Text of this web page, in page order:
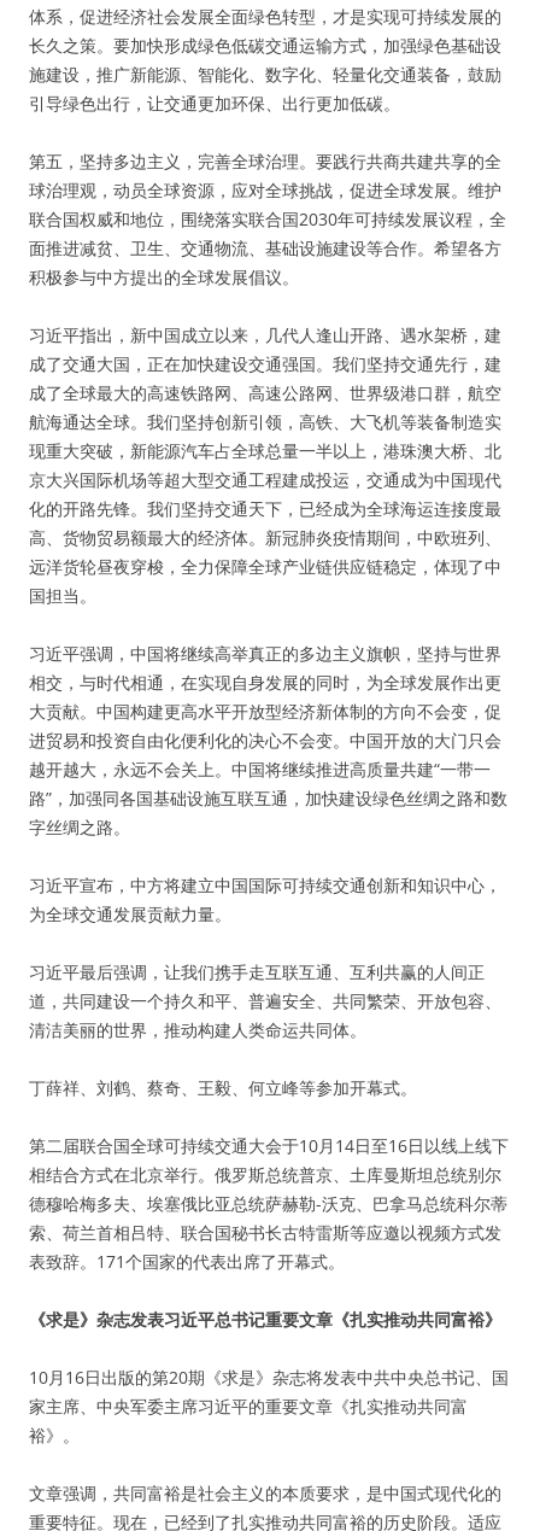
体系，促进经济社会发展全面绿色转型，才是实现可持续发展的
长久之策。要加快形成绿色低碳交通运输方式，加强绿色基础设
施建设，推广新能源、智能化、数字化、轻量化交通装备，鼓励
引导绿色出行，让交通更加环保、出行更加低碳。
第五，坚持多边主义，完善全球治理。要践行共商共建共享的全
球治理观，动员全球资源，应对全球挑战，促进全球发展。维护
联合国权威和地位，围绕落实联合国2030年可持续发展议程，全
面推进减贫、卫生、交通物流、基础设施建设等合作。希望各方
积极参与中方提出的全球发展倡议。
习近平指出，新中国成立以来，几代人逢山开路、遇水架桥，建
成了交通大国，正在加快建设交通强国。我们坚持交通先行，建
成了全球最大的高速铁路网、高速公路网、世界级港口群，航空
航海通达全球。我们坚持创新引领，高铁、大飞机等装备制造实
现重大突破，新能源汽车占全球总量一半以上，港珠澳大桥、北
京大兴国际机场等超大型交通工程建成投运，交通成为中国现代
化的开路先锋。我们坚持交通天下，已经成为全球海运连接度最
高、货物贸易额最大的经济体。新冠肺炎疫情期间，中欧班列、
远洋货轮昼夜穿梭，全力保障全球产业链供应链稳定，体现了中
国担当。
习近平强调，中国将继续高举真正的多边主义旗帜，坚持与世界
相交，与时代相通，在实现自身发展的同时，为全球发展作出更
大贡献。中国构建更高水平开放型经济新体制的方向不会变，促
进贸易和投资自由化便利化的决心不会变。中国开放的大门只会
越开越大，永远不会关上。中国将继续推进高质量共建“一带一
路”，加强同各国基础设施互联互通，加快建设绿色丝绸之路和数
字丝绸之路。
习近平宣布，中方将建立中国国际可持续交通创新和知识中心，
为全球交通发展贡献力量。
习近平最后强调，让我们携手走互联互通、互利共赢的人间正
道，共同建设一个持久和平、普遍安全、共同繁荣、开放包容、
清洁美丽的世界，推动构建人类命运共同体。
丁薛祥、刘鹤、蔡奇、王毅、何立峰等参加开幕式。
第二届联合国全球可持续交通大会于10月14日至16日以线上线下
相结合方式在北京举行。俄罗斯总统普京、土库曼斯坦总统别尔
德穆哈梅多夫、埃塞俄比亚总统萨赫勒-沃克、巴拿马总统科尔蒂
索、荷兰首相吕特、联合国秘书长古特雷斯等应邀以视频方式发
表致辞。171个国家的代表出席了开幕式。
《求是》杂志发表习近平总书记重要文章《扎实推动共同富裕》
10月16日出版的第20期《求是》杂志将发表中共中央总书记、国
家主席、中央军委主席习近平的重要文章《扎实推动共同富
裕》。
文章强调，共同富裕是社会主义的本质要求，是中国式现代化的
重要特征。现在，已经到了扎实推动共同富裕的历史阶段。适应